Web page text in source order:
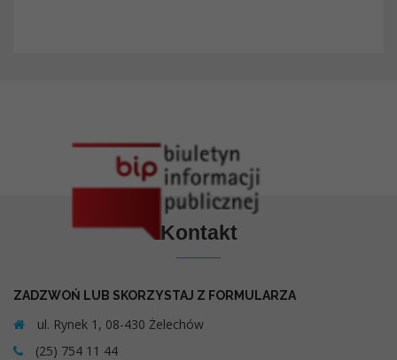
Kontakt
ZADZWOŃ LUB SKORZYSTAJ Z FORMULARZA
ul. Rynek 1, 08-430 Żelechów
(25) 754 11 44